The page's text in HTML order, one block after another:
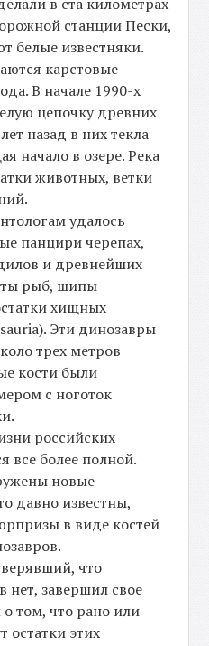
станции Пески,
белые известняки.
карстовые
В начале 1990-х
цепочку древних
назад в них текла
начало в озере. Река
животных, ветки
удалось
панцири черепах,
и древнейших
рыб, шипы
хищных
Эти динозавры
трех метров
кости были
с ноготок
российских
все более полной.
новые
давно известны,
в виде костей
что
нет, завершил свое
том, что рано или
остатки этих